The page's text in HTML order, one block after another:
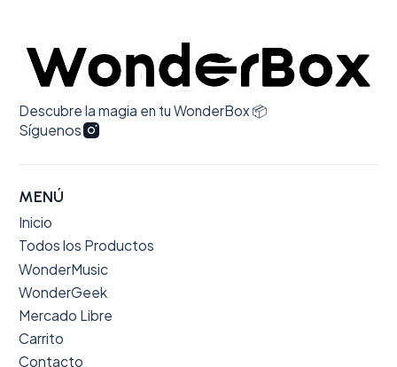
Descubre la magia en tu WonderBox 📦
Síguenos
MENÚ
Inicio
Todos los Productos
WonderMusic
WonderGeek
Mercado Libre
Carrito
Contacto